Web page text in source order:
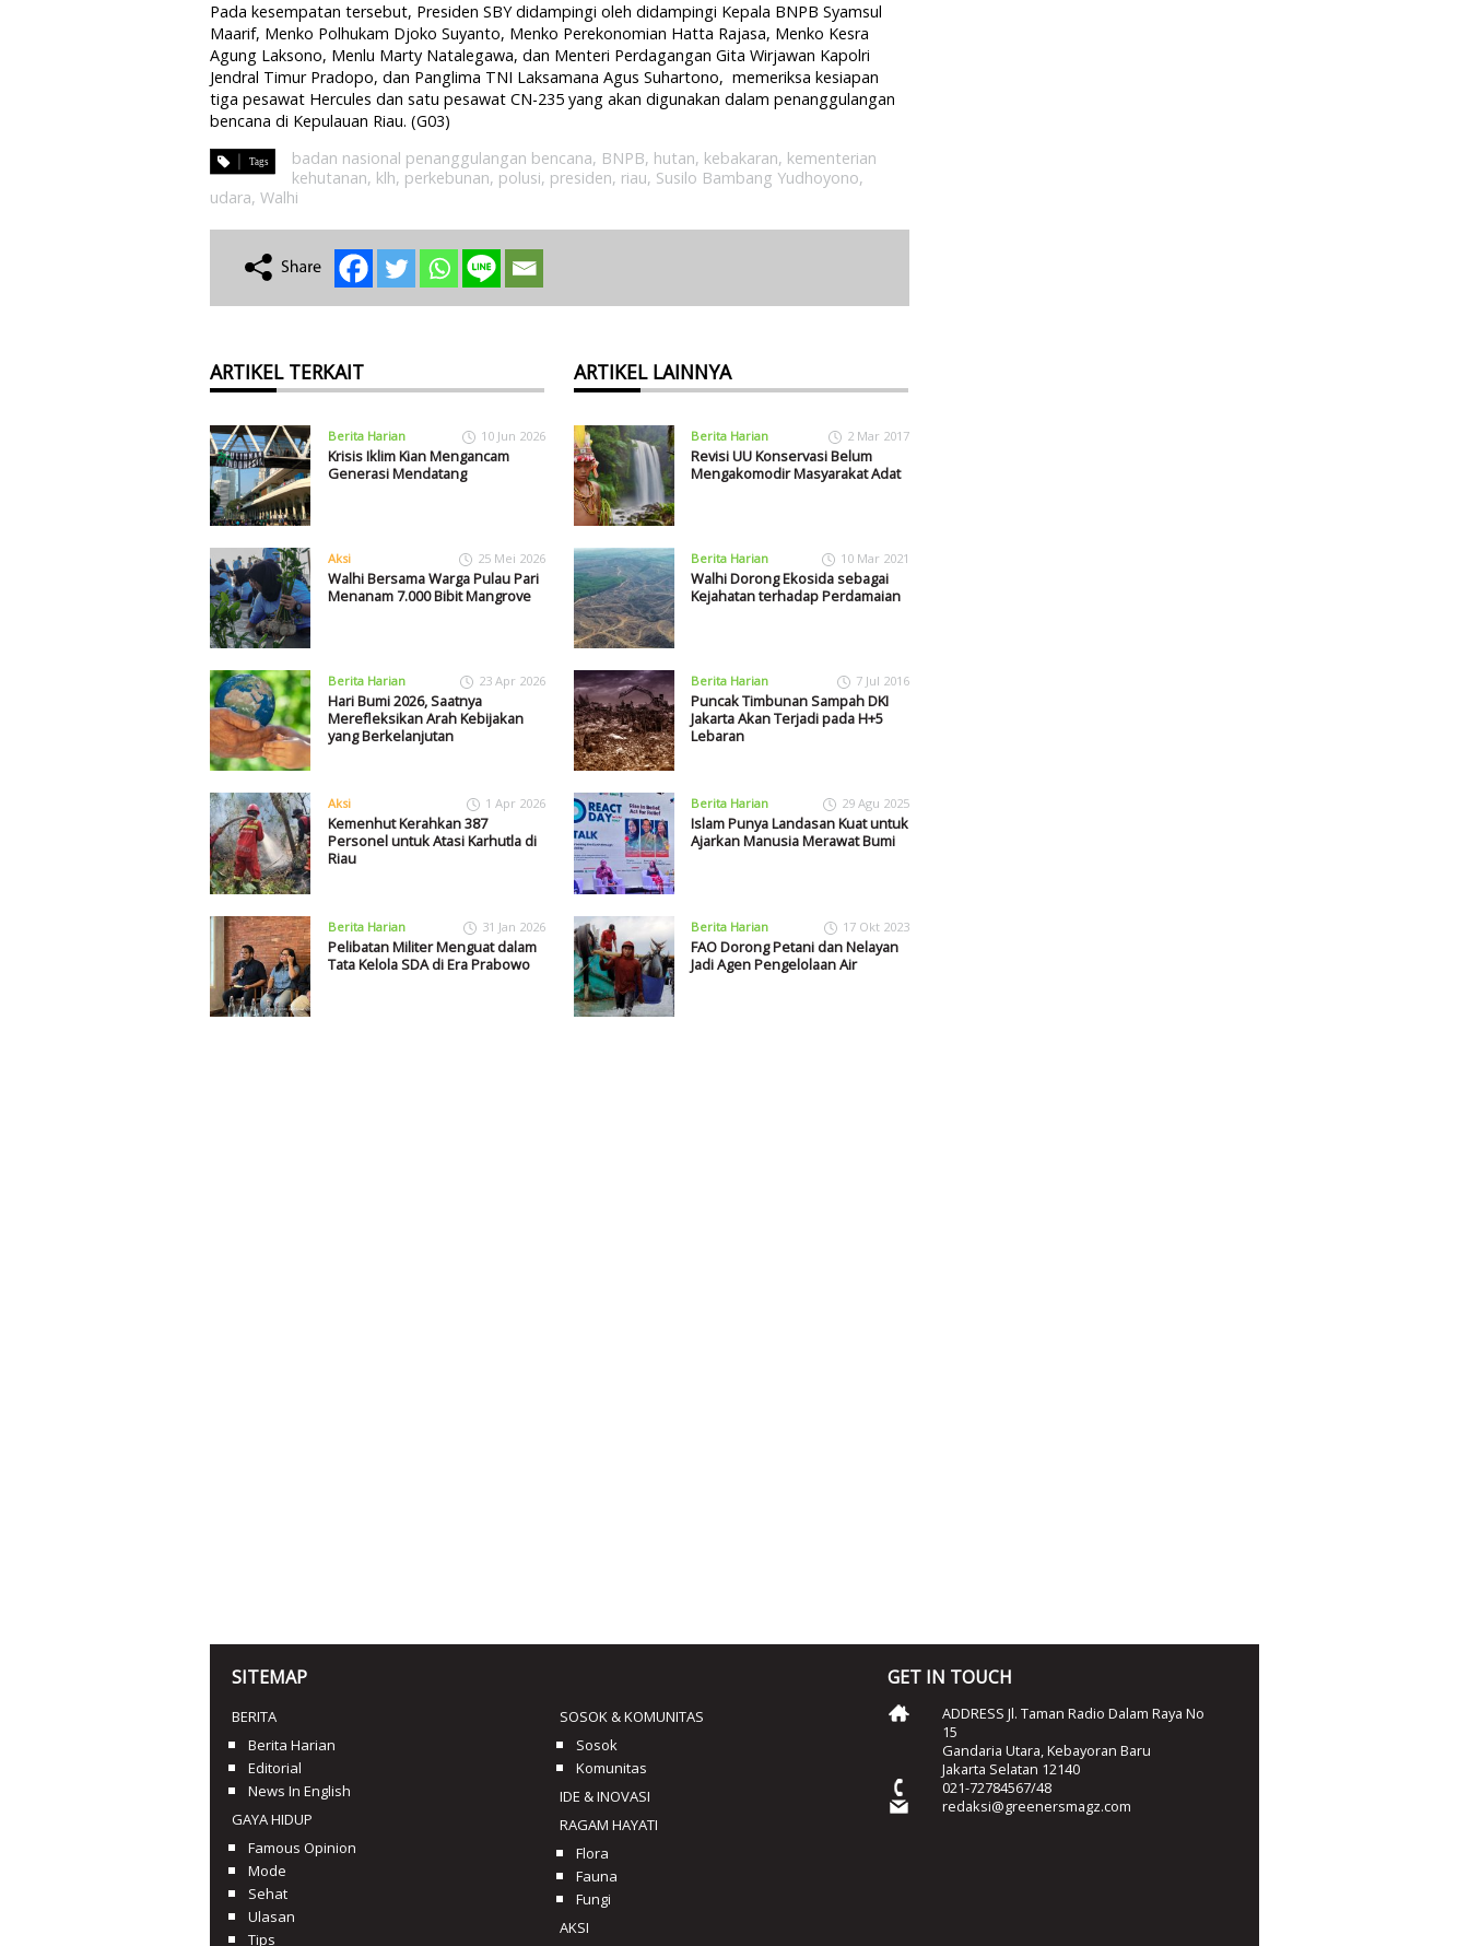
Pada kesempatan tersebut, Presiden SBY didampingi oleh didampingi Kepala BNPB Syamsul
Maarif, Menko Polhukam Djoko Suyanto, Menko Perekonomian Hatta Rajasa, Menko Kesra
Agung Laksono, Menlu Marty Natalegawa, dan Menteri Perdagangan Gita Wirjawan Kapolri
Jendral Timur Pradopo, dan Panglima TNI Laksamana Agus Suhartono, memeriksa kesiapan
tiga pesawat Hercules dan satu pesawat CN-235 yang akan digunakan dalam penanggulangan
bencana di Kepulauan Riau. (G03)
badan nasional penanggulangan bencana, BNPB, hutan, kebakaran, kementerian
kehutanan, klh, perkebunan, polusi, presiden, riau, Susilo Bambang Yudhoyono,
udara, Walhi
ARTIKEL TERKAIT
Berita Harian 10 Jun 2026
Krisis Iklim Kian Mengancam
Generasi Mendatang
Aksi 25 Mei 2026
Walhi Bersama Warga Pulau Pari
Menanam 7.000 Bibit Mangrove
Berita Harian 23 Apr 2026
Hari Bumi 2026, Saatnya
Merefleksikan Arah Kebijakan
yang Berkelanjutan
Aksi 1 Apr 2026
Kemenhut Kerahkan 387
Personel untuk Atasi Karhutla di
Riau
Berita Harian 31 Jan 2026
Pelibatan Militer Menguat dalam
Tata Kelola SDA di Era Prabowo
ARTIKEL LAINNYA
Berita Harian 2 Mar 2017
Revisi UU Konservasi Belum
Mengakomodir Masyarakat Adat
Berita Harian 10 Mar 2021
Walhi Dorong Ekosida sebagai
Kejahatan terhadap Perdamaian
Berita Harian 7 Jul 2016
Puncak Timbunan Sampah DKI
Jakarta Akan Terjadi pada H+5
Lebaran
Berita Harian 29 Agu 2025
Islam Punya Landasan Kuat untuk
Ajarkan Manusia Merawat Bumi
Berita Harian 17 Okt 2023
FAO Dorong Petani dan Nelayan
Jadi Agen Pengelolaan Air
SITEMAP
BERITA
Berita Harian
Editorial
News In English
GAYA HIDUP
Famous Opinion
Mode
Sehat
Ulasan
Tips
SOSOK & KOMUNITAS
Sosok
Komunitas
IDE & INOVASI
RAGAM HAYATI
Flora
Fauna
Fungi
AKSI
GET IN TOUCH
ADDRESS Jl. Taman Radio Dalam Raya No
15
Gandaria Utara, Kebayoran Baru
Jakarta Selatan 12140
021-72784567/48
redaksi@greenersmagz.com